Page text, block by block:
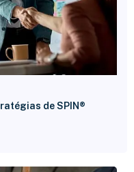
de SPIN®